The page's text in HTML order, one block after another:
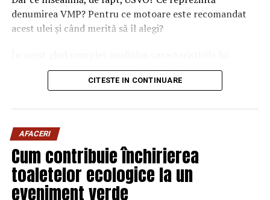
denumirea VMP? Pentru ce motoare este recomandat
acest ulei și când merită să îl alegi?
Ravenol VMP USVO 5W30 și explicăm de ce este
considerat unul dintre cele mai performante uleiuri de
Ravenol este un producător german de lubrifianți
fondat în anul 1946 și recunoscut la nivel internațional
pentru dezvoltarea deuleiuri de motor premium
CITESTE IN CONTINUARE
AFACERI
Cum contribuie închirierea
toaletelor ecologice la un
eveniment verde